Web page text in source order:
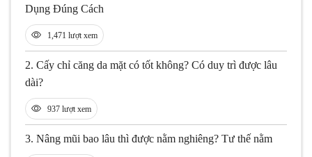
Dụng Đúng Cách
1,471 lượt xem
2. Cấy chỉ căng da mặt có tốt không? Có duy trì được lâu
dài?
937 lượt xem
3. Nâng mũi bao lâu thì được nằm nghiêng? Tư thế nằm